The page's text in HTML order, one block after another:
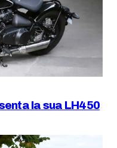
la sua LH450